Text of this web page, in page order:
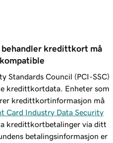
behandler kredittkort må
Standards Council (PCI-SSC)
kredittkortdata. Enheter som
kredittkortinformasjon må
Card Industry Data Security
kredittkortbetalinger via ditt
betalingsinformasjon er